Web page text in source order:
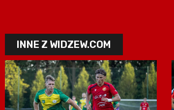
INNE Z WIDZEW.COM